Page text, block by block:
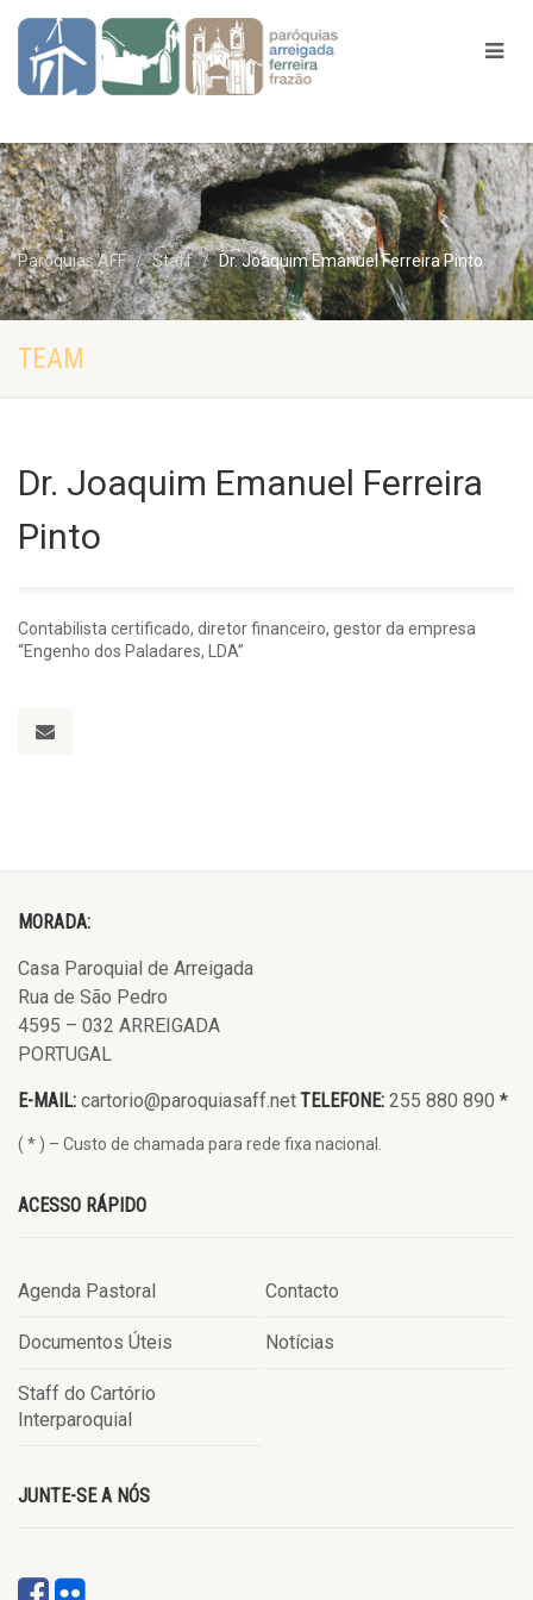
Paróquias AFF Staff Dr. Joaquim Emanuel Ferreira Pinto
TEAM
Dr. Joaquim Emanuel Ferreira
Pinto
Contabilista certificado, diretor financeiro, gestor da empresa
“Engenho dos Paladares, LDA”
MORADA:
Casa Paroquial de Arreigada
Rua de São Pedro
4595 – 032 ARREIGADA
PORTUGAL
E-MAIL: cartorio@paroquiasaff.netTELEFONE: 255 880 890 *
( * ) – Custo de chamada para rede fixa nacional.
ACESSO RÁPIDO
Agenda Pastoral Contacto
Documentos Úteis Notícias
Staff do Cartório
Interparoquial
JUNTE-SE A NÓS